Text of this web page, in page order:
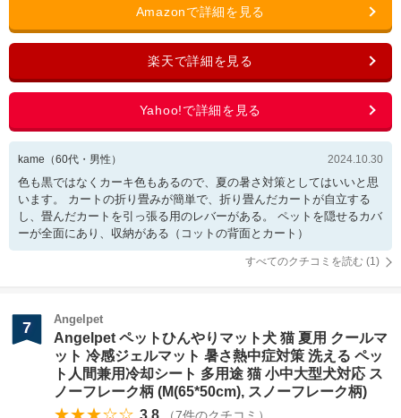
kame （60代・ 男性 ） 2024.10.30
色も黒ではなくカーキ色もあるので、夏の暑さ対策としてはいいと思
います。 カートの折り畳みが簡単で、折り畳んだカートが自立する
し、畳んだカートを引っ張る用のレバーがある。 ペットを隠せるカバ
ーが全面にあり、収納がある（コットの背面とカート）
すべてのクチコミを読む (1)
7 Angelpet
Angelpet ペットひんやりマット犬 猫 夏用 クールマ
ット 冷感ジェルマット 暑さ熱中症対策 洗える ペッ
ト人間兼用冷却シート 多用途 猫 小中大型犬対応 ス
ノーフレーク柄 (M(65*50cm), スノーフレーク柄)
3.8